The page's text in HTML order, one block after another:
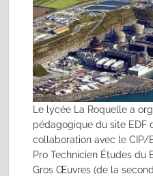
Le lycée La Roquelle a
pédagogique du site EDF
collaboration avec le CIP/
Pro Technicien Études du
Gros Œuvres (de la